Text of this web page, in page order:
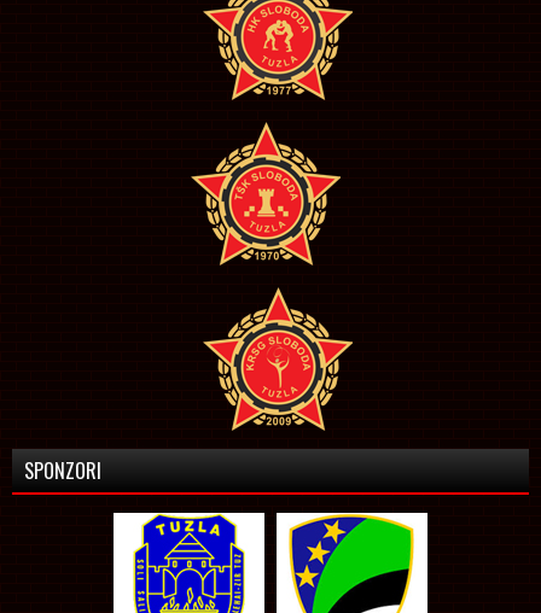
SPONZORI